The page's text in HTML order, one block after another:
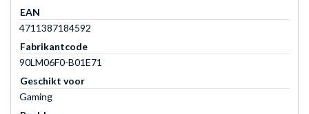
EAN
4711387184592
Fabrikantcode
90LM06F0-B01E71
Geschikt voor
Gaming